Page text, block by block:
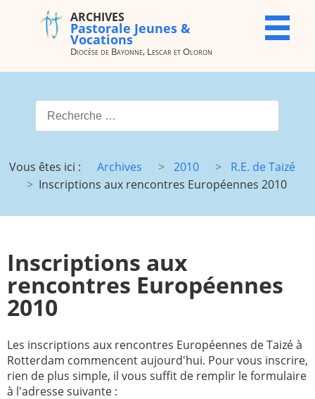
ARCHIVES
Pastorale
Lescar et
X
du site
JDJ (JMJ)
JD 4e/3e
64
M.
Garicoïts
Route
chantante
Paray-le-
Monial
École de la
foi
Terre
Sainte
R.E. de
Taizé
ARCHIVES
Pastorale Jeunes &
Vocations
Diocèse de Bayonne, Lescar et Oloron
Valider
Vous êtes ici :
Archives 2010
R.E. de Taizé
Inscriptions aux rencontres Européennes 2010
Inscriptions aux
rencontres Européennes
2010
Les inscriptions aux rencontres Européennes de Taizé à
Rotterdam commencent aujourd'hui. Pour vous inscrire,
rien de plus simple, il vous suffit de remplir le formulaire
à l'adresse suivante :